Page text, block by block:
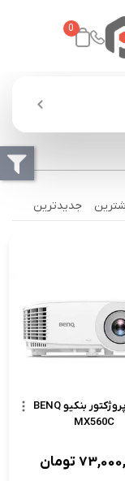
0
جدیدترین
ویدئو پروژکتور بنکیو BENQ
MX560C
تومان